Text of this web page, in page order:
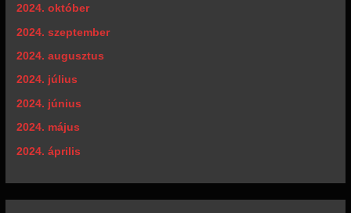
2024. október
2024. szeptember
2024. augusztus
2024. július
2024. június
2024. május
2024. április